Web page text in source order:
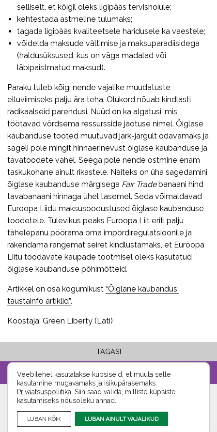
selliselt, et kõigil oleks ligipääs tervishoiule;
kehtestada astmeline tulumaks;
tagada ligipääs kvaliteetsele haridusele ka vaestele;
võidelda maksude vältimise ja maksuparadiisidega
(haldusüksused, kus on väga madalad või
läbipaistmatud maksud).
Paraku tuleb kõigi nende vajalike muudatuste
elluviimiseks palju ära teha. Olukord nõuab kindlasti
radikaalseid parendusi. Nüüd on ka algatusi, mis
töötavad võrdsema ressursside jaotuse nimel. Õiglase
kaubanduse tooted muutuvad järk-järgult odavamaks ja
sageli pole mingit hinnaerinevust õiglase kaubanduse ja
tavatoodete vahel. Seega pole nende ostmine enam
taskukohane ainult rikastele. Näiteks on üha sagedamini
õiglase kaubanduse märgisega Fair Tradebanaani hind
tavabanaani hinnaga ühel tasemel. Seda võimaldavad
Euroopa Liidu maksusoodustused õiglase kaubanduse
toodetele. Tulevikus peaks Euroopa Liit eriti palju
tähelepanu pöörama oma impordiregulatsioonile ja
rakendama rangemat seiret kindlustamaks, et Euroopa
Liitu toodavate kaupade tootmisel oleks kasutatud
õiglase kaubanduse põhimõtteid.
Artikkel on osa kogumikust “Õiglane kaubandus:
taustainfo artiklid”.
Koostaja: Green Liberty (Läti)
TAGASI
Veebilehel kasutatakse küpsiseid, et muuta selle
kasutamine mugavamaks ja isikupärasemaks.
Privaatsuspoliitika . Siin saad valida, milliste küpsiste
kasutamiseks nõusoleku annad.
LUBAN KÕIK LUBAN AINULT VAJALIKUD